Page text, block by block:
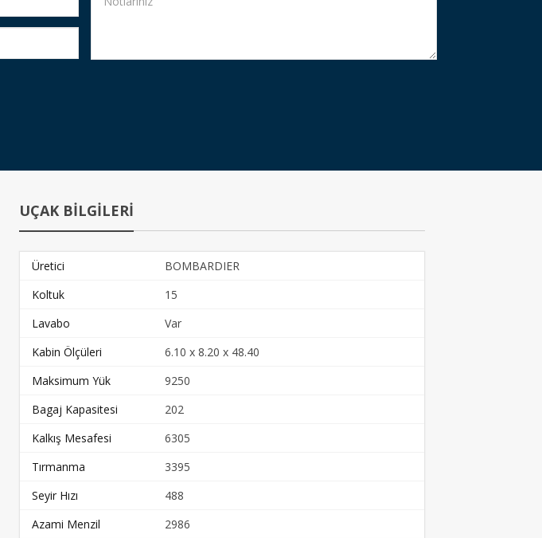
UÇAK BİLGİLERİ
Üretici
BOMBARDIER
Koltuk
15
Lavabo
Var
Kabin Ölçüleri
6.10 x 8.20 x 48.40
Maksimum Yük
9250
Bagaj Kapasitesi
202
Kalkış Mesafesi
6305
Tırmanma
3395
Seyir Hızı
488
Azami Menzil
2986